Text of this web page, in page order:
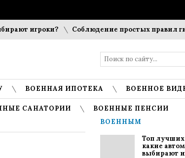
игроки? Соблюдение простых правил
ВОЕННАЯ ИПОТЕКА ВОЕННОЕ
САНАТОРИИ
ВОЕННЫЕ ПЕНСИИ
ВОЕННЫМ
Топ лучших
какие
выбирают